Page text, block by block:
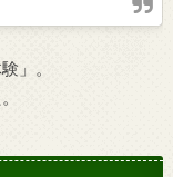
」。